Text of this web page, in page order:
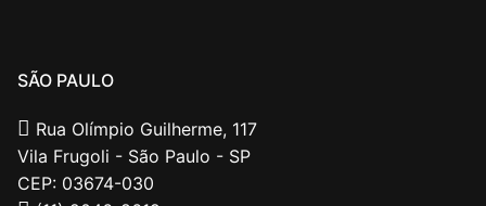
SÃO PAULO
Rua Olímpio Guilherme, 117
Vila Frugoli - São Paulo - SP
CEP: 03674-030